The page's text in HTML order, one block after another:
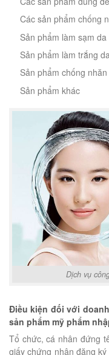
Các sản phẩm chống
Sản phẩm làm sạm
Sản phẩm làm trắng da
Sản phẩm chống
Sản phẩm khác
Dịch vụ
Điều kiện đối với
sản phẩm mỹ phẩm
Tổ chức, cá nhân đứng
giấy chứng nhận đăng